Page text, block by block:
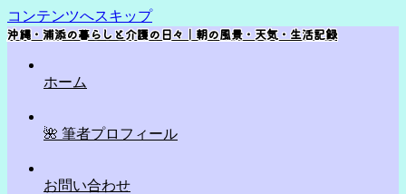
コンテンツへスキップ
沖縄・浦添の暮らしと介護の日々｜朝の風景・天気・生活記録
ホーム
🌺 筆者プロフィール
お問い合わせ